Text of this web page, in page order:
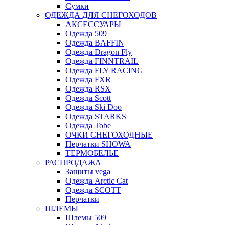
Сумки
ОДЕЖДА ДЛЯ СНЕГОХОДОВ
АКСЕССУАРЫ
Одежда 509
Одежда BAFFIN
Одежда Dragon Fly
Одежда FINNTRAIL
Одежда FLY RACING
Одежда FXR
Одежда RSX
Одежда Scott
Одежда Ski Doo
Одежда STARKS
Одежда Tobe
ОЧКИ СНЕГОХОДНЫЕ
Перчатки SHOWA
ТЕРМОБЕЛЬЕ
РАСПРОДАЖА
Защиты vega
Одежда Arctic Cat
Одежда SCOTT
Перчатки
ШЛЕМЫ
Шлемы 509